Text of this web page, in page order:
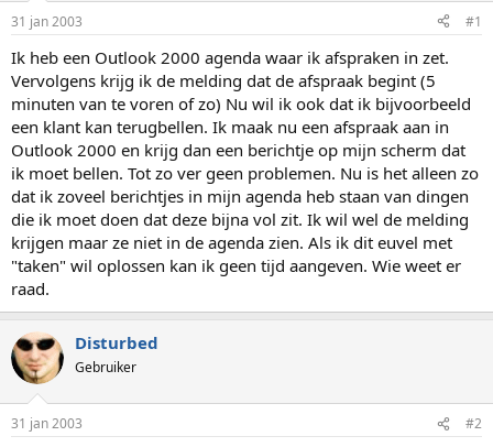
p
s
t
a
r
t
e
r
m
31 jan 2003 #1
Ik heb een Outlook 2000 agenda waar ik afspraken in zet.
Vervolgens krijg ik de melding dat de afspraak begint (5
minuten van te voren of zo) Nu wil ik ook dat ik bijvoorbeeld
een klant kan terugbellen. Ik maak nu een afspraak aan in
Outlook 2000 en krijg dan een berichtje op mijn scherm dat
ik moet bellen. Tot zo ver geen problemen. Nu is het alleen zo
dat ik zoveel berichtjes in mijn agenda heb staan van dingen
die ik moet doen dat deze bijna vol zit. Ik wil wel de melding
krijgen maar ze niet in de agenda zien. Als ik dit euvel met
"taken" wil oplossen kan ik geen tijd aangeven. Wie weet er
raad.
Disturbed
Gebruiker
31 jan 2003 #2